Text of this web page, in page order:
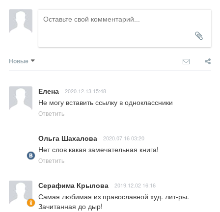
Новые
Елена 2020.12.13 15:48
Не могу вставить ссылку в одноклассники
Ответить
Ольга Шахалова 2020.07.16 03:20
Нет слов какая замечательная книга!
Ответить
Серафима Крылова 2019.12.02 16:16
Самая любимая из православной худ. лит-ры.
Зачитанная до дыр!